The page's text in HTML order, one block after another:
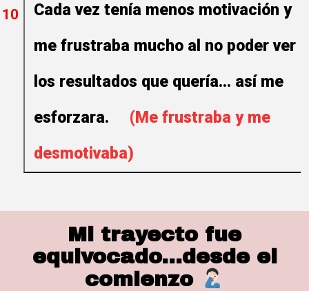
10
Cada vez tenía menos motivación y
me frustraba mucho al no poder ver
los resultados que quería... así me
esforzara. (Me frustraba y me
desmotivaba)
Mi trayecto fue
equivocado...desde el
comienzo